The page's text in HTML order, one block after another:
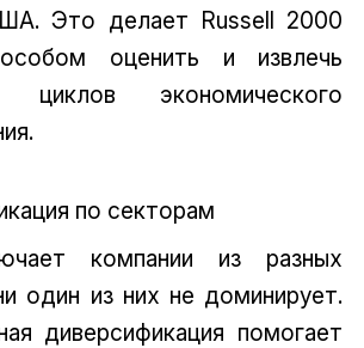
Это делает Russell 2000
оценить и извлечь
экономического
по секторам
компании из разных
один из них не доминирует.
диверсификация помогает